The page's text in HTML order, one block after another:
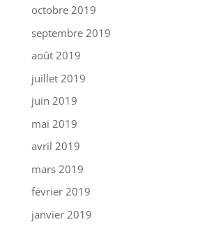
octobre 2019
septembre 2019
août 2019
juillet 2019
juin 2019
mai 2019
avril 2019
mars 2019
février 2019
janvier 2019